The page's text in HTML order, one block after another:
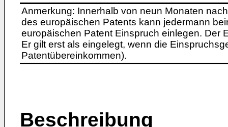
Anmerkung: Innerhalb von neun Monaten
des europäischen Patents kann jedermann
europäischen Patent Einspruch einlegen. Der
Er gilt erst als eingelegt, wenn die
Patentübereinkommen).
Beschreibung